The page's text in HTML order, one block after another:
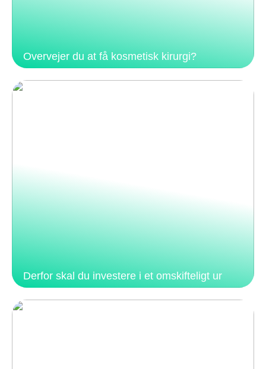
Overvejer du at få kosmetisk kirurgi?
Derfor skal du investere i et omskifteligt ur